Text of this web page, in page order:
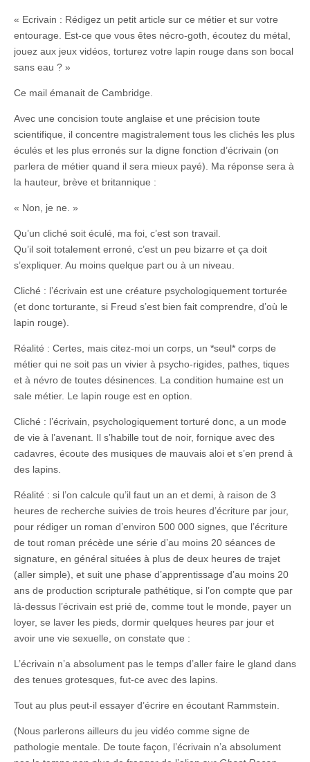
« Ecrivain : Rédigez un petit article sur ce métier et sur votre
entourage. Est-ce que vous êtes nécro-goth, écoutez du métal,
jouez aux jeux vidéos, torturez votre lapin rouge dans son bocal
sans eau ? »
Ce mail émanait de Cambridge.
Avec une concision toute anglaise et une précision toute
scientifique, il concentre magistralement tous les clichés les plus
éculés et les plus erronés sur la digne fonction d’écrivain (on
parlera de métier quand il sera mieux payé). Ma réponse sera à
la hauteur, brève et britannique :
« Non, je ne. »
Qu’un cliché soit éculé, ma foi, c’est son travail.
Qu’il soit totalement erroné, c’est un peu bizarre et ça doit
s’expliquer. Au moins quelque part ou à un niveau.
Cliché : l’écrivain est une créature psychologiquement torturée
(et donc torturante, si Freud s’est bien fait comprendre, d’où le
lapin rouge).
Réalité : Certes, mais citez-moi un corps, un *seul* corps de
métier qui ne soit pas un vivier à psycho-rigides, pathes, tiques
et à névro de toutes désinences. La condition humaine est un
sale métier. Le lapin rouge est en option.
Cliché : l’écrivain, psychologiquement torturé donc, a un mode
de vie à l’avenant. Il s’habille tout de noir, fornique avec des
cadavres, écoute des musiques de mauvais aloi et s’en prend à
des lapins.
Réalité : si l’on calcule qu’il faut un an et demi, à raison de 3
heures de recherche suivies de trois heures d’écriture par jour,
pour rédiger un roman d’environ 500 000 signes, que l’écriture
de tout roman précède une série d’au moins 20 séances de
signature, en général situées à plus de deux heures de trajet
(aller simple), et suit une phase d’apprentissage d’au moins 20
ans de production scripturale pathétique, si l’on compte que par
là-dessus l’écrivain est prié de, comme tout le monde, payer un
loyer, se laver les pieds, dormir quelques heures par jour et
avoir une vie sexuelle, on constate que :
L’écrivain n’a absolument pas le temps d’aller faire le gland dans
des tenues grotesques, fut-ce avec des lapins.
Tout au plus peut-il essayer d’écrire en écoutant Rammstein.
(Nous parlerons ailleurs du jeu vidéo comme signe de
pathologie mentale. De toute façon, l’écrivain n’a absolument